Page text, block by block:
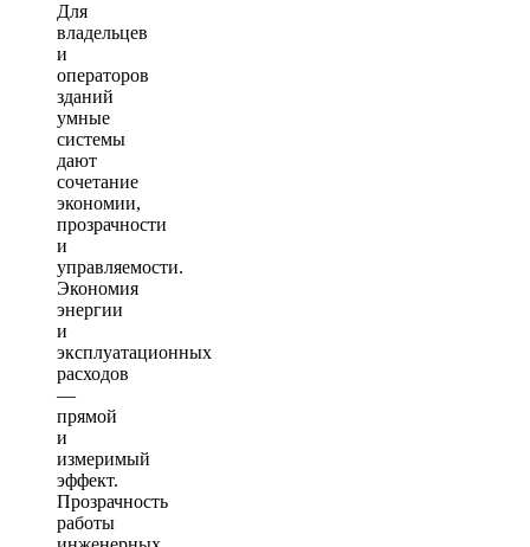
Для
владельцев
и
операторов
зданий
умные
системы
дают
сочетание
экономии,
прозрачности
и
управляемости.
Экономия
энергии
и
эксплуатационных
расходов
—
прямой
и
измеримый
эффект.
Прозрачность
работы